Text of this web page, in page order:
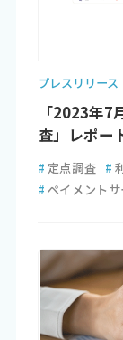
プレスリリース
「2023年
査」レポー
# 定点調査 #
# ペイメントサ